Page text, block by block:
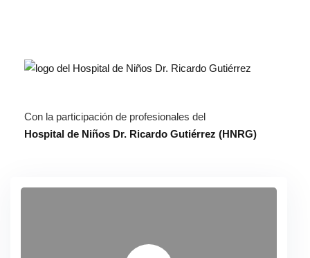
Con la participación de profesionales del
Hospital de Niños Dr. Ricardo Gutiérrez (HNRG)